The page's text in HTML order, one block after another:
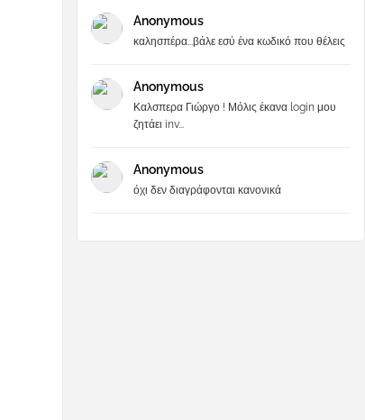
Anonymous
καλησπέρα...βάλε εσύ ένα κωδικό που θέλεις
Anonymous
Καλσπερα Γιώργο ! Μόλις έκανα login μου
ζητάει inv...
Anonymous
όχι δεν διαγράφονται κανονικά